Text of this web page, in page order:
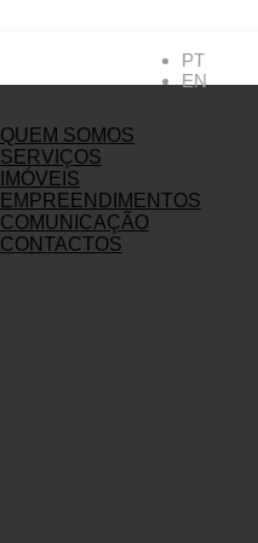
PT
EN
QUEM SOMOS
SERVIÇOS
IMÓVEIS
EMPREENDIMENTOS
COMUNICAÇÃO
CONTACTOS